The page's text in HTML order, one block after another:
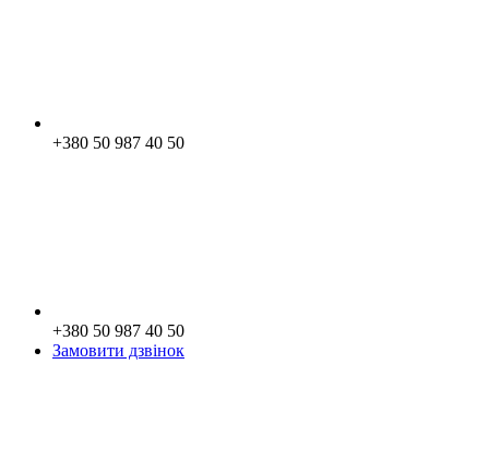
+380 50 987 40 50
+380 50 987 40 50
Замовити дзвінок